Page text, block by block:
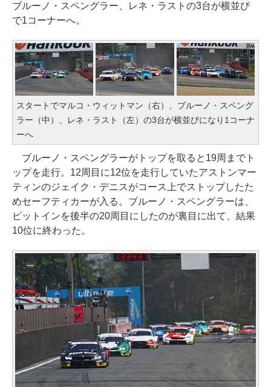
ブルーノ・スペングラー、レネ・ラストの3台が横並び
で1コーナーへ。
スタートでマルコ・ウィットマン（右）、ブルーノ・スペング
ラー（中）、レネ・ラスト（左）の3台が横並びになり1コーナ
ーへ
ブルーノ・スペングラーがトップを取ると19周までト
ップを走行。12周目に12位を走行していたアストンマー
ティンのジェイク・デニスがコース上でストップしたた
めセーフティカーが入る。ブルーノ・スペングラーは、
ピットインを後半の20周目にしたのが裏目に出て、結果
10位に終わった。